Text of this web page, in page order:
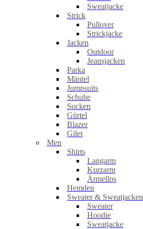
Sweatjacke
Strick
Pullover
Strickjacke
Jacken
Outdoor
Jeansjacken
Parka
Mäntel
Jumpsuits
Schuhe
Socken
Gürtel
Blazer
Gilet
Men
Shirts
Langarm
Kurzarm
Ärmellos
Hemden
Sweater & Sweatjacken
Sweater
Hoodie
Sweatjacke